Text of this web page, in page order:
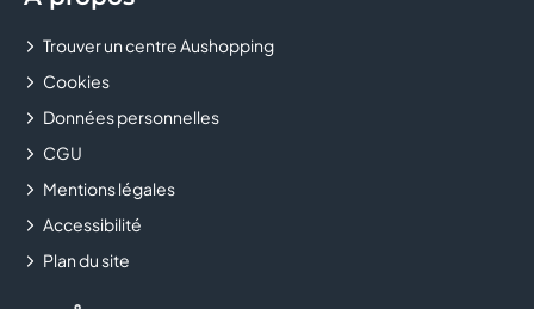
Trouver un centre Aushopping
Cookies
Données personnelles
CGU
Mentions légales
Accessibilité
Plan du site